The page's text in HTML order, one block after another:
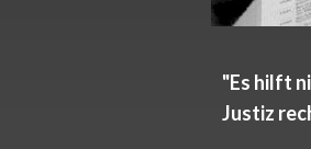
"Es hilft
Justiz